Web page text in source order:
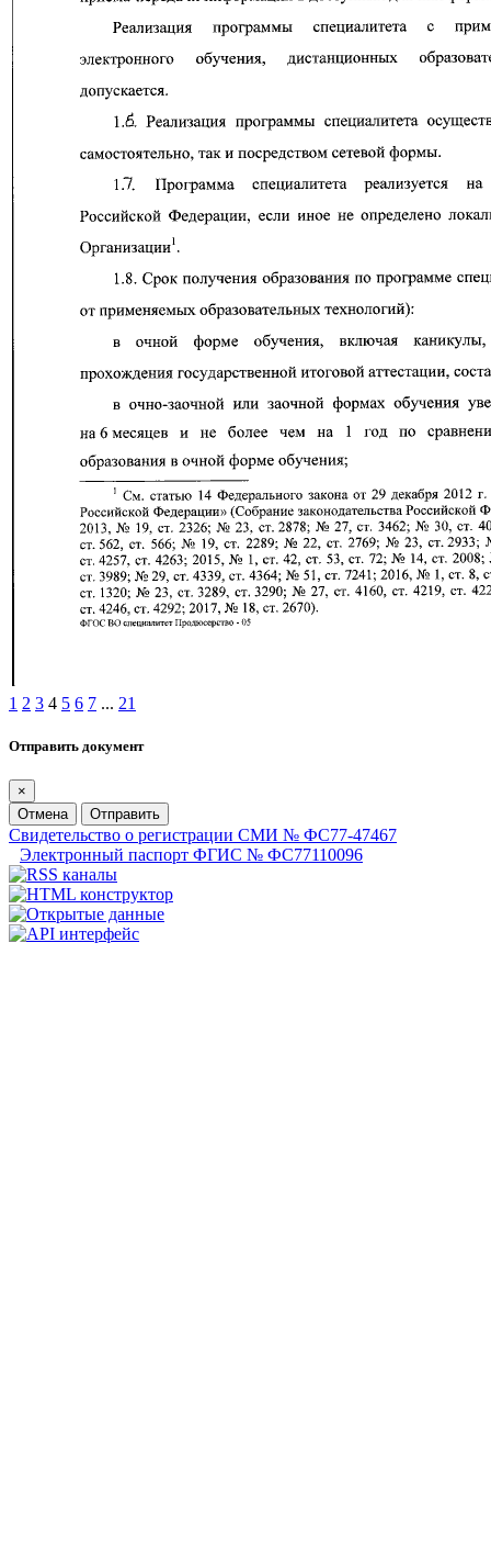
1 2 3 4 5 6 7 ... 21
Отправить документ
×
Отмена
Отправить
Свидетельство о регистрации СМИ № ФС77-47467
Электронный паспорт ФГИС № ФС77110096